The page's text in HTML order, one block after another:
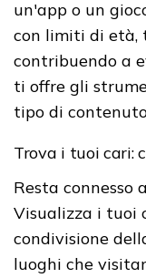
un'app o un
con limiti di età,
contribuendo a
ti offre gli
tipo di
Trova i tuoi cari:
Resta connesso
Visualizza i tuoi
condivisione
luoghi che